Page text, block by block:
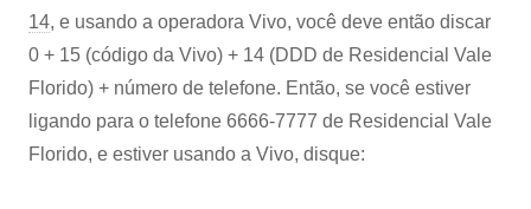
14, e usando a operadora Vivo, você deve então discar
0 + 15 (código da Vivo) + 14 (DDD de Residencial Vale
Florido) + número de telefone. Então, se você estiver
ligando para o telefone 6666-7777 de Residencial Vale
Florido, e estiver usando a Vivo, disque: